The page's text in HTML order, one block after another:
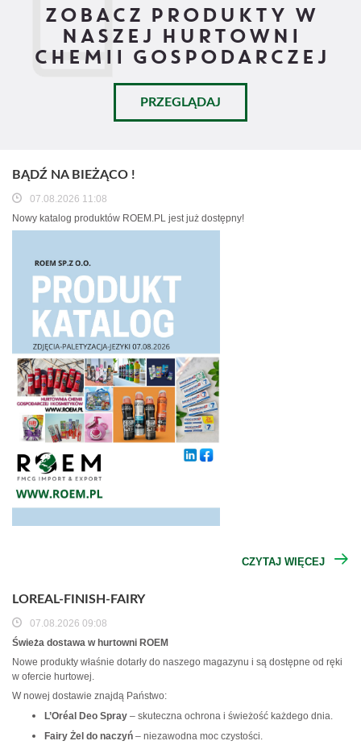
ZOBACZ PRODUKTY W
NASZEJ HURTOWNI
CHEMII GOSPODARCZEJ
PRZEGLĄDAJ
BĄDŹ NA BIEŻĄCO !
07.08.2026 11:08
Nowy katalog produktów ROEM.PL jest już dostępny!
CZYTAJ WIĘCEJ
LOREAL-FINISH-FAIRY
07.08.2026 09:08
Świeża dostawa w hurtowni ROEM
Nowe produkty właśnie dotarły do naszego magazynu i są dostępne od ręki
w ofercie hurtowej.
W nowej dostawie znajdą Państwo:
L’Oréal Deo Spray – skuteczna ochrona i świeżość każdego dnia.
Fairy Żel do naczyń – niezawodna moc czystości.